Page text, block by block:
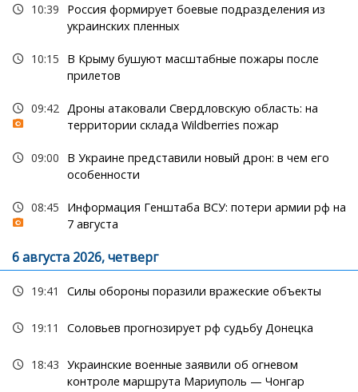
10:39
Россия формирует боевые подразделения из
украинских пленных
10:15
В Крыму бушуют масштабные пожары после
прилетов
09:42
Дроны атаковали Свердловскую область: на
территории склада Wildberries пожар
09:00
В Украине представили новый дрон: в чем его
особенности
08:45
Информация Генштаба ВСУ: потери армии рф на
7 августа
6 августа 2026, четверг
19:41 Силы обороны поразили вражеские объекты
19:11 Соловьев прогнозирует рф судьбу Донецка
18:43 Украинские военные заявили об огневом
контроле маршрута Мариуполь — Чонгар